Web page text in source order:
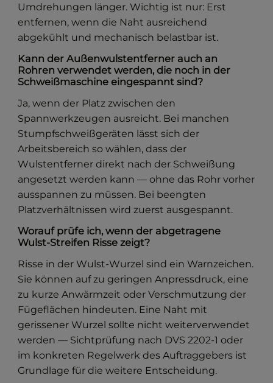
Umdrehungen länger. Wichtig ist nur: Erst
entfernen, wenn die Naht ausreichend
abgekühlt und mechanisch belastbar ist.
Kann der Außenwulstentferner auch an
Rohren verwendet werden, die noch in der
Schweißmaschine eingespannt sind?
Ja, wenn der Platz zwischen den
Spannwerkzeugen ausreicht. Bei manchen
Stumpfschweißgeräten lässt sich der
Arbeitsbereich so wählen, dass der
Wulstentferner direkt nach der Schweißung
angesetzt werden kann — ohne das Rohr vorher
ausspannen zu müssen. Bei beengten
Platzverhältnissen wird zuerst ausgespannt.
Worauf prüfe ich, wenn der abgetragene
Wulst-Streifen Risse zeigt?
Risse in der Wulst-Wurzel sind ein Warnzeichen.
Sie können auf zu geringen Anpressdruck, eine
zu kurze Anwärmzeit oder Verschmutzung der
Fügeflächen hindeuten. Eine Naht mit
gerissener Wurzel sollte nicht weiterverwendet
werden — Sichtprüfung nach DVS 2202-1 oder
im konkreten Regelwerk des Auftraggebers ist
Grundlage für die weitere Entscheidung.